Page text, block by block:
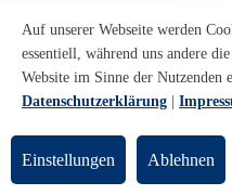
TnL
Auf unserer Webseite werden
essentiell, während uns andere
Website im Sinne der Nutzenden
Datenschutzerklärung
Einstellungen Ablehnen